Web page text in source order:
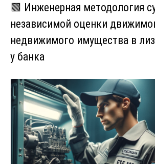
🟩 Инженерная методология
независимой оценки
недвижимого имущества в
у банка